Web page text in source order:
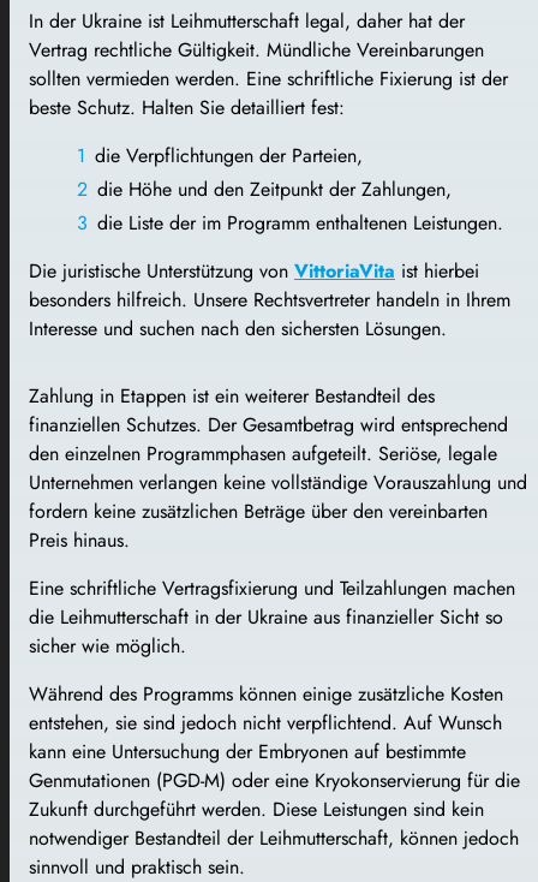
In der Ukraine ist Leihmutterschaft legal, daher hat der
Vertrag rechtliche Gültigkeit. Mündliche Vereinbarungen
sollten vermieden werden. Eine schriftliche Fixierung ist der
beste Schutz. Halten Sie detailliert fest:
die Verpflichtungen der Parteien,
die Höhe und den Zeitpunkt der Zahlungen,
die Liste der im Programm enthaltenen Leistungen.
Die juristische Unterstützung von VittoriaVita ist hierbei
besonders hilfreich. Unsere Rechtsvertreter handeln in Ihrem
Interesse und suchen nach den sichersten Lösungen.
Zahlung in Etappen ist ein weiterer Bestandteil des
finanziellen Schutzes. Der Gesamtbetrag wird entsprechend
den einzelnen Programmphasen aufgeteilt. Seriöse, legale
Unternehmen verlangen keine vollständige Vorauszahlung und
fordern keine zusätzlichen Beträge über den vereinbarten
Preis hinaus.
Eine schriftliche Vertragsfixierung und Teilzahlungen machen
die Leihmutterschaft in der Ukraine aus finanzieller Sicht so
sicher wie möglich.
Während des Programms können einige zusätzliche Kosten
entstehen, sie sind jedoch nicht verpflichtend. Auf Wunsch
kann eine Untersuchung der Embryonen auf bestimmte
Genmutationen (PGD-M) oder eine Kryokonservierung für die
Zukunft durchgeführt werden. Diese Leistungen sind kein
notwendiger Bestandteil der Leihmutterschaft, können jedoch
sinnvoll und praktisch sein.